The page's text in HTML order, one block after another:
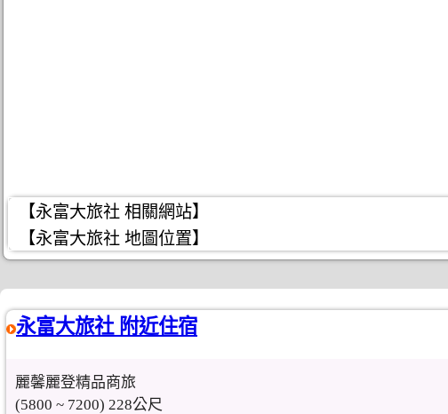
【永富大旅社 相關網站】
【永富大旅社 地圖位置】
永富大旅社 附近住宿
麗馨麗登精品商旅
(5800 ~ 7200) 228公尺